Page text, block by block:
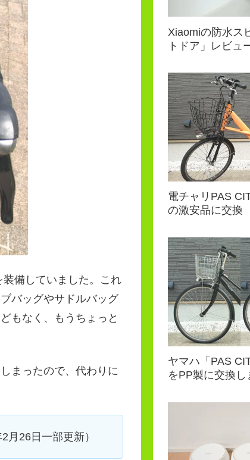
装備していました。これ
バッグやサドルバッグ
もなく、もうちょっと
まったので、代わりに
26日一部更新）
Xiaomiの防水ス
トドア」レビュ
電チャリPAS
の激安品に交換
ヤマハ「PAS
をPP製に交換し